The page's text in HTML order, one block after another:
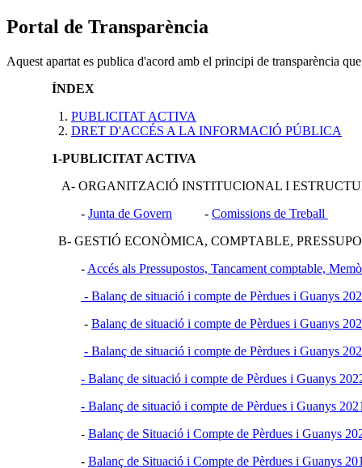
Portal de Transparència
Aquest apartat es publica d'acord amb el principi de transparència
ÍNDEX
PUBLICITAT ACTIVA
DRET D'ACCÉS A LA INFORMACIÓ PÚBLICA
1-PUBLICITAT ACTIVA
A- ORGANITZACIÓ INSTITUCIONAL I
- Junta de Govern - Comissions de Treball
B- GESTIÓ ECONÒMICA, COMPTABLE,
- Accés als Pressupostos, Tancament comptable,
- Balanç de situació i compte de Pèrdues i Guanys
- Balanç de situació i compte de Pèrdues i Guanys
- Balanç de situació i compte de Pèrdues i Guanys
- Balanç de situació i compte de Pèrdues i Guanys
- Balanç de situació i compte de Pèrdues i Guanys
- Balanç de Situació i Compte de Pèrdues i Guanys
- Balanç de Situació i Compte de Pèrdues i Guanys